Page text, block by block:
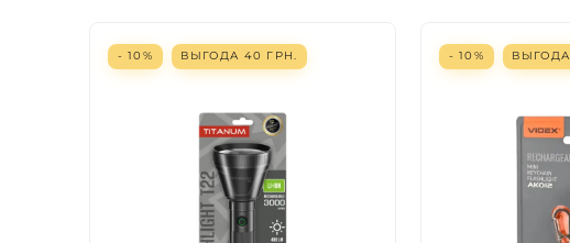
- 10% ВЫГОДА 40 ГРН. - 10% ВЫГОДА